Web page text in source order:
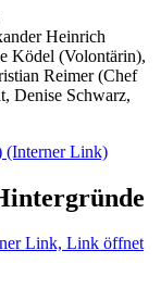
Heinrich
Ködel (Volontärin),
Reimer (Chef
Denise Schwarz,
(Interner Link)
Link, Link öffnet